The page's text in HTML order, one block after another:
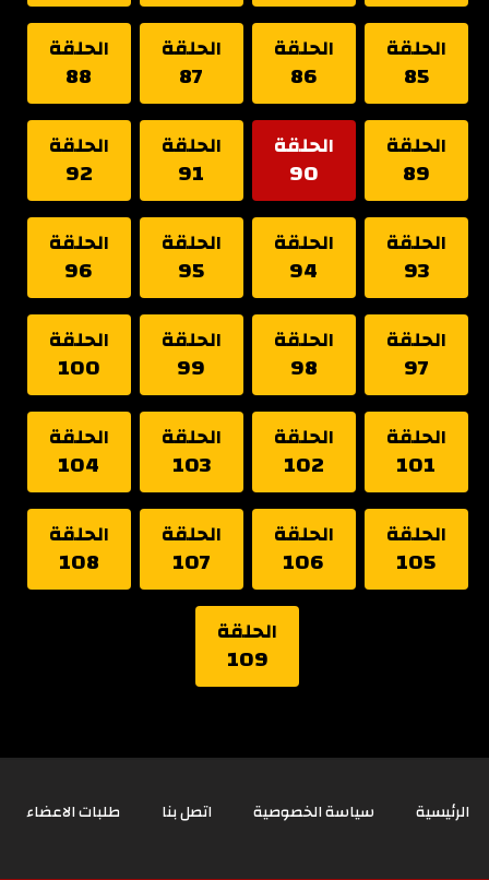
الحلقة
85
الحلقة
86
الحلقة
87
الحلقة
88
الحلقة
89
الحلقة
90
الحلقة
91
الحلقة
92
الحلقة
93
الحلقة
94
الحلقة
95
الحلقة
96
الحلقة
97
الحلقة
98
الحلقة
99
الحلقة
100
الحلقة
101
الحلقة
102
الحلقة
103
الحلقة
104
الحلقة
105
الحلقة
106
الحلقة
107
الحلقة
108
الحلقة
109
الرئيسية سياسة الخصوصية اتصل بنا طلبات الاعضاء